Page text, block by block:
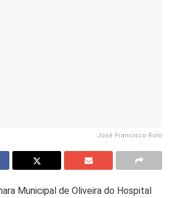
José Francisco Rolo
Municipal de Oliveira do Hospital